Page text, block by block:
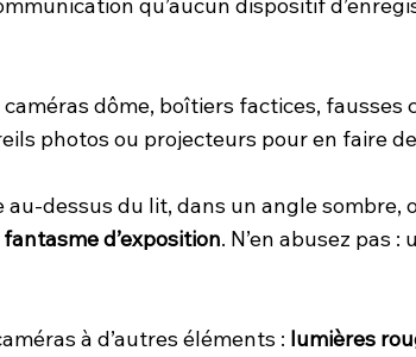
qu’aucun dispositif
dôme, boîtiers factices,
photos ou projecteurs pour en faire
dessus du lit, dans un angle sombre,
fantasme d’exposition. N’en abusez pas
à d’autres éléments : lumières